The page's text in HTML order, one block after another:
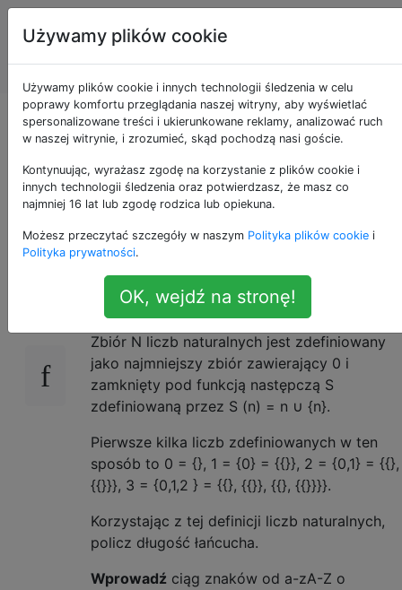
Programowanie
puzzli i Code
Golf
Długość łańcucha
przy użyciu teorii
mnogości
Z Wikipedii
Zestaw teoretycznej definicji
liczb naturalnych
Zbiór N liczb naturalnych jest zdefiniowany
jako najmniejszy zbiór zawierający 0 i
zamknięty pod funkcją następczą S
zdefiniowaną przez S (n) = n ∪ {n}.
Pierwsze kilka liczb zdefiniowanych w ten
sposób to 0 = {}, 1 = {0} = {{}}, 2 = {0,1} = {{},
{{}}}, 3 = {0,1,2 } = {{}, {{}}, {{}, {{}}}}.
Korzystając z tej definicji liczb naturalnych,
policz długość łańcucha.
Wprowadź ciąg znaków od a-zA-Z o
Używamy plików cookie
Używamy plików cookie i innych technologii śledzenia w celu
poprawy komfortu przeglądania naszej witryny, aby wyświetlać
spersonalizowane treści i ukierunkowane reklamy, analizować ruch
w naszej witrynie, i zrozumieć, skąd pochodzą nasi goście.
Kontynuując, wyrażasz zgodę na korzystanie z plików cookie i
innych technologii śledzenia oraz potwierdzasz, że masz co
najmniej 16 lat lub zgodę rodzica lub opiekuna.
Możesz przeczytać szczegóły w naszym Polityka plików cookie i
Polityka prywatności.
OK, wejdź na stronę!